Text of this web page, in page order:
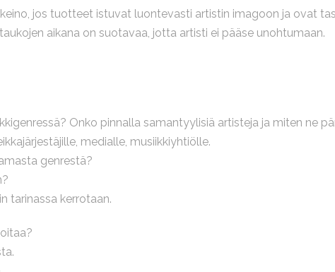
jos tuotteet istuvat luontevasti artistin imagoon ja ovat
aikana on suotavaa, jotta artisti ei pääse unohtumaan.
Onko pinnalla samantyylisiä artisteja ja miten ne
medialle, musiikkiyhtiölle.
genrestä?
tarinassa kerrotaan.